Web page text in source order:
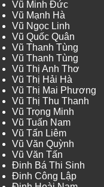
Vũ Minh Đức
Vũ Mạnh Hà
Vũ Ngọc Linh
Vũ Quốc Quân
Vũ Thanh Tùng
Vũ Thanh Tùng
Vũ Thị Anh Thơ
Vũ Thị Hải Hà
Vũ Thị Mai Phương
Vũ Thị Thu Thanh
Vũ Trọng Minh
Vũ Tuấn Nam
Vũ Tấn Liêm
Vũ Văn Quỳnh
Vũ Văn Tấn
Đinh Bá Thi Sinh
Đinh Công Lập